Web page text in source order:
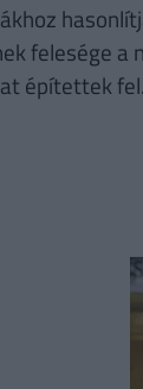
felesége a
építettek fel.